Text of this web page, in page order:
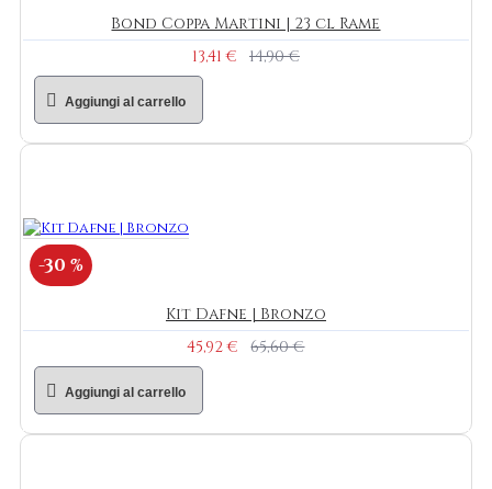
Bond Coppa Martini | 23 cl Rame
13,41 €
14,90 €
Aggiungi al carrello
-30 %
Kit Dafne | Bronzo
45,92 €
65,60 €
Aggiungi al carrello